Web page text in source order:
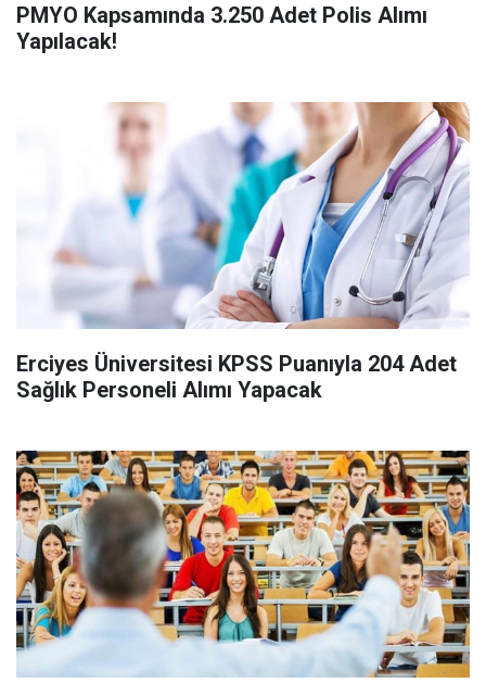
PMYO Kapsamında 3.250 Adet Polis Alımı
Yapılacak!
Erciyes Üniversitesi KPSS Puanıyla 204 Adet
Sağlık Personeli Alımı Yapacak